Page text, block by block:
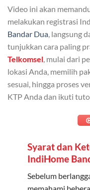
Admin dapat
keluarga atau
Berlaku Nasional
Kuota keluarga
untuk jaringan 2G,
Tidak Berlaku untuk
Daftarkan
Bagikan Kuota:
Video ini akan
melakukan registrasi
Bandar Dua , langsung
tunjukkan cara paling
Telkomsel , mulai dari
lokasi Anda, memilih
sesuai, hingga proses
KTP Anda dan ikuti
Syarat dan
IndiHome
Sebelum